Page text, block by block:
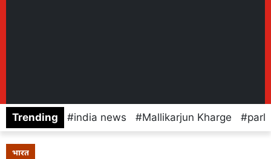
Trending india news Mallikarjun Kharge
भारत